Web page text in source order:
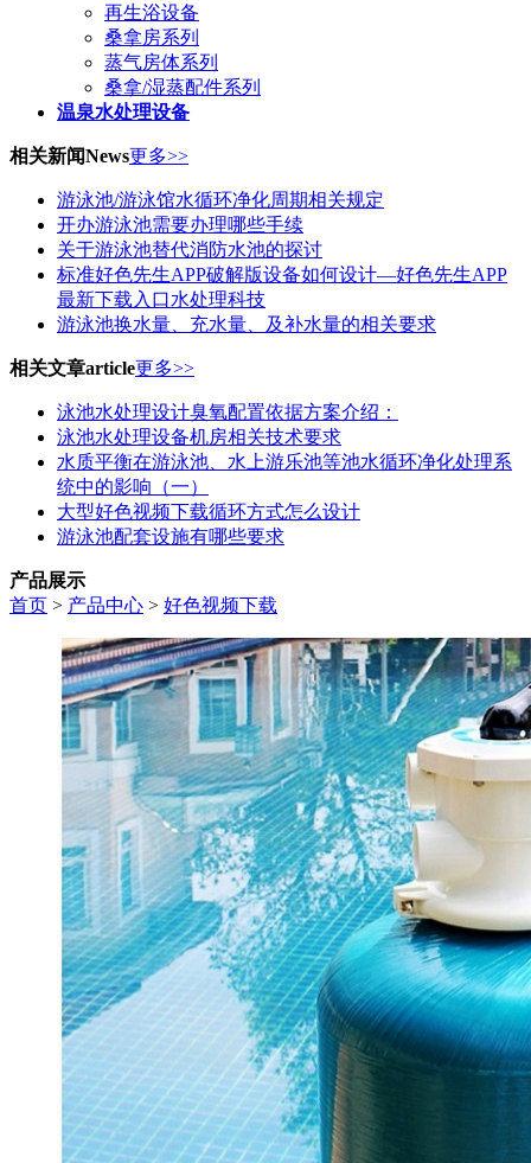
再生浴设备
桑拿房系列
蒸气房体系列
桑拿/湿蒸配件系列
温泉水处理设备
相关新闻News更多>>
游泳池/游泳馆水循环净化周期相关规定
开办游泳池需要办理哪些手续
关于游泳池替代消防水池的探讨
标准好色先生APP破解版设备如何设计—好色先生APP
最新下载入口水处理科技
游泳池换水量、充水量、及补水量的相关要求
相关文章article更多>>
泳池水处理设计臭氧配置依据方案介绍：
泳池水处理设备机房相关技术要求
水质平衡在游泳池、水上游乐池等池水循环净化处理系
统中的影响（一）
大型好色视频下载循环方式怎么设计
游泳池配套设施有哪些要求
产品展示
首页 > 产品中心 > 好色视频下载